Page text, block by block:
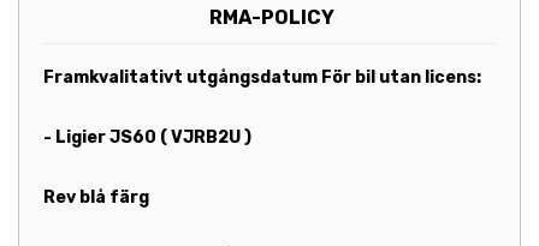
RMA-POLICY
Framkvalitativt utgångsdatum För bil utan licens:
- Ligier JS60 ( VJRB2U )
Rev blå färg